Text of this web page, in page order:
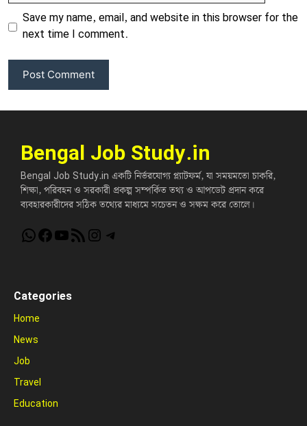
Save my name, email, and website in this browser for the
next time I comment.
Bengal Job Study.in
Bengal Job Study.in একটি নির্ভরযোগ্য প্ল্যাটফর্ম, যা সময়মতো চাকরি,
শিক্ষা, পরিবহন ও সরকারী প্রকল্প সম্পর্কিত তথ্য ও আপডেট প্রদান করে
ব্যবহারকারীদের সঠিক তথ্যের মাধ্যমে সচেতন ও সক্ষম করে তোলে।
WhatsApp
Facebook
YouTube
RSS FeedInstagram
Telegram
Categories
Home
News
Job
Travel
Education